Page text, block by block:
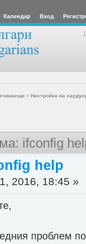
Календар Вход
> Настройка на
ifconfig
help
2016, 18:45 »
проблем